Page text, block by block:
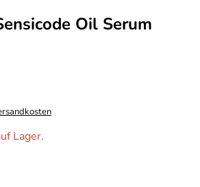
Oil Serum
Lager.